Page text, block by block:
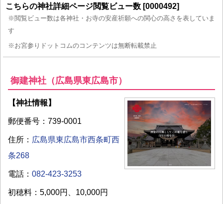
こちらの神社詳細ページ閲覧ビュー数 [0000492]
※閲覧ビュー数は各神社・お寺の安産祈願への関心の高さを表していま
す
※お宮参りドットコムのコンテンツは無断転載禁止
御建神社（広島県東広島市）
【神社情報】
郵便番号：739-0001
住所： 広島県東広島市西条町西
条268
電話： 082-423-3253
初穂料：5,000円、10,000円